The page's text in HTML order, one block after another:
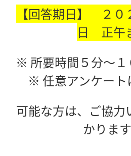
【回答期日】 ２０
日 正午
※ 所要時間５分～１
※ 任意アンケート
可能な方は、 ご協力
かりま